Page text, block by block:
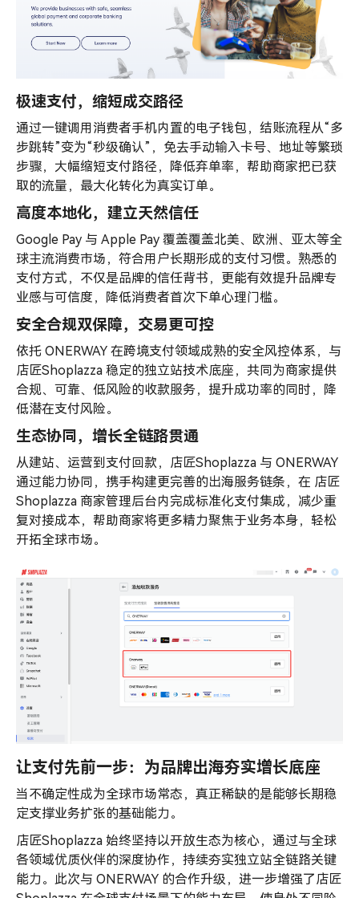
极速支付，缩短成交路径
通过一键调用消费者手机内置的电子钱包，结账流程从“多
步跳转”变为“秒级确认”，免去手动输入卡号、地址等繁琐
步骤，大幅缩短支付路径，降低弃单率，帮助商家把已获
取的流量，最大化转化为真实订单。
高度本地化，建立天然信任
Google Pay 与 Apple Pay 覆盖覆盖北美、欧洲、亚太等全
球主流消费市场，符合用户长期形成的支付习惯。熟悉的
支付方式，不仅是品牌的信任背书，更能有效提升品牌专
业感与可信度，降低消费者首次下单心理门槛。
安全合规双保障，交易更可控
依托 ONERWAY 在跨境支付领域成熟的安全风控体系，与
店匠Shoplazza 稳定的独立站技术底座，共同为商家提供
合规、可靠、低风险的收款服务，提升成功率的同时，降
低潜在支付风险。
生态协同，增长全链路贯通
从建站、运营到支付回款，店匠Shoplazza 与 ONERWAY
通过能力协同，携手构建更完善的出海服务链条，在 店匠
Shoplazza 商家管理后台内完成标准化支付集成，减少重
复对接成本，帮助商家将更多精力聚焦于业务本身，轻松
开拓全球市场。
让支付先前一步：为品牌出海夯实增长底座
当不确定性成为全球市场常态，真正稀缺的是能够长期稳
定支撑业务扩张的基础能力。
店匠Shoplazza 始终坚持以开放生态为核心，通过与全球
各领域优质伙伴的深度协作，持续夯实独立站全链路关键
能力。此次与 ONERWAY 的合作升级，进一步增强了店匠